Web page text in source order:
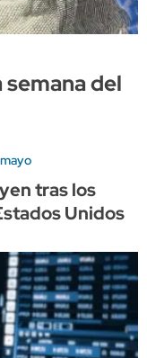
del
tras los
Unidos